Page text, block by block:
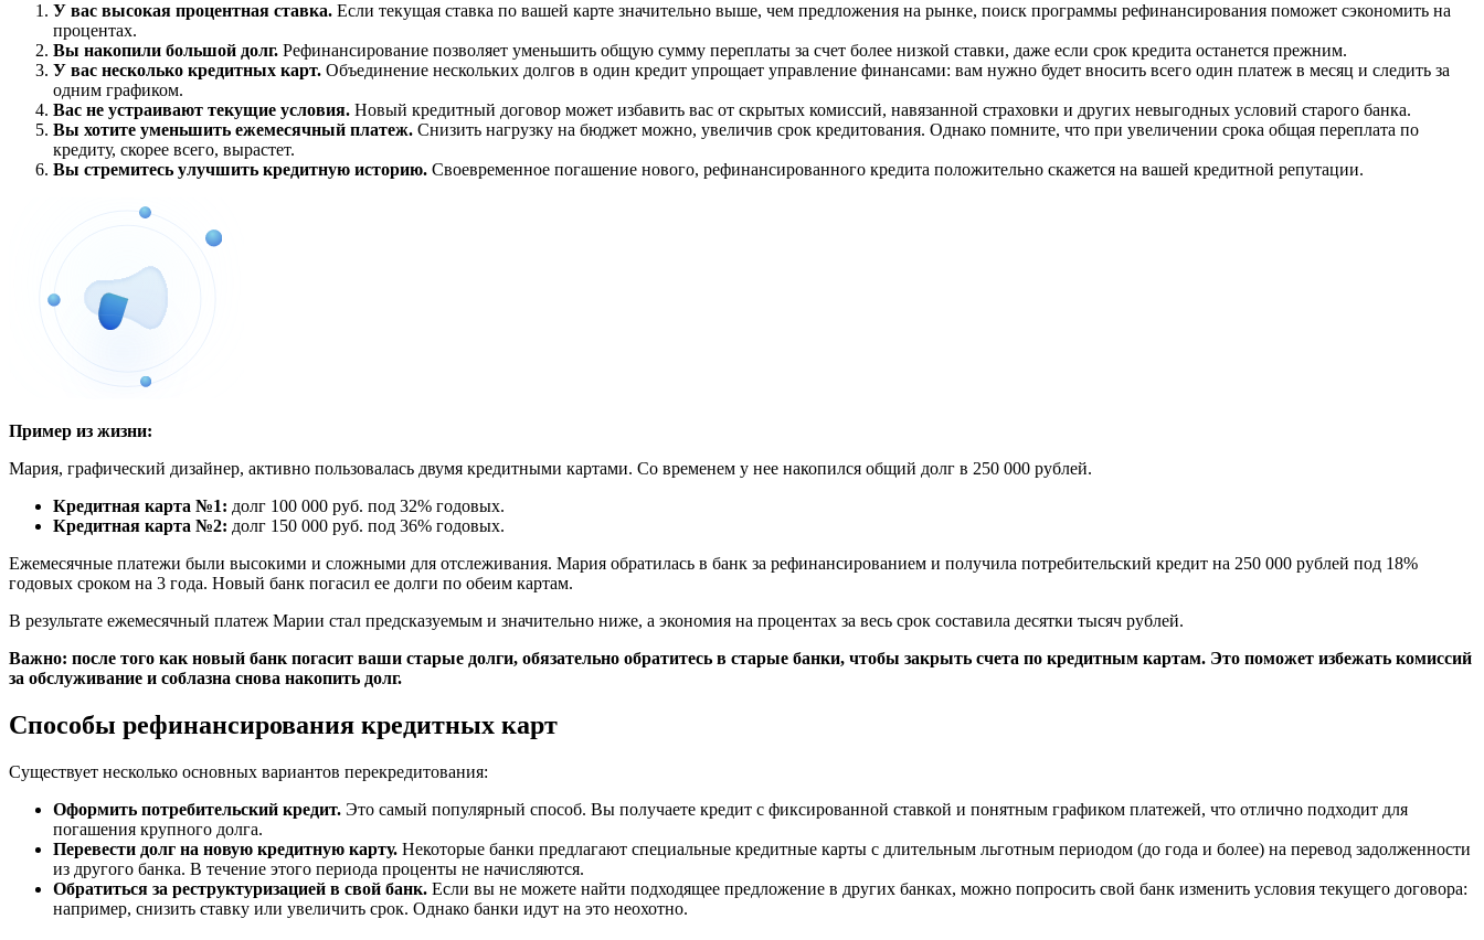
У вас высокая процентная ставка. Если текущая ставка по вашей карте значительно выше, чем предложения на рынке, поиск программы рефинансирования поможет сэкономить на
процентах.
Вы накопили большой долг. Рефинансирование позволяет уменьшить общую сумму переплаты за счет более низкой ставки, даже если срок кредита останется прежним.
У вас несколько кредитных карт. Объединение нескольких долгов в один кредит упрощает управление финансами: вам нужно будет вносить всего один платеж в месяц и следить за
одним графиком.
Вас не устраивают текущие условия. Новый кредитный договор может избавить вас от скрытых комиссий, навязанной страховки и других невыгодных условий старого банка.
Вы хотите уменьшить ежемесячный платеж. Снизить нагрузку на бюджет можно, увеличив срок кредитования. Однако помните, что при увеличении срока общая переплата по
кредиту, скорее всего, вырастет.
Вы стремитесь улучшить кредитную историю. Своевременное погашение нового, рефинансированного кредита положительно скажется на вашей кредитной репутации.
Пример из жизни:
Мария, графический дизайнер, активно пользовалась двумя кредитными картами. Со временем у нее накопился общий долг в 250 000 рублей.
Кредитная карта №1: долг 100 000 руб. под 32% годовых.
Кредитная карта №2: долг 150 000 руб. под 36% годовых.
Ежемесячные платежи были высокими и сложными для отслеживания. Мария обратилась в банк за рефинансированием и получила потребительский кредит на 250 000 рублей под 18%
годовых сроком на 3 года. Новый банк погасил ее долги по обеим картам.
В результате ежемесячный платеж Марии стал предсказуемым и значительно ниже, а экономия на процентах за весь срок составила десятки тысяч рублей.
Важно: после того как новый банк погасит ваши старые долги, обязательно обратитесь в старые банки, чтобы закрыть счета по кредитным картам. Это поможет избежать комиссий
за обслуживание и соблазна снова накопить долг.
Способы рефинансирования кредитных карт
Существует несколько основных вариантов перекредитования:
Оформить потребительский кредит. Это самый популярный способ. Вы получаете кредит с фиксированной ставкой и понятным графиком платежей, что отлично подходит для
погашения крупного долга.
Перевести долг на новую кредитную карту. Некоторые банки предлагают специальные кредитные карты с длительным льготным периодом (до года и более) на перевод задолженности
из другого банка. В течение этого периода проценты не начисляются.
Обратиться за реструктуризацией в свой банк. Если вы не можете найти подходящее предложение в других банках, можно попросить свой банк изменить условия текущего договора:
например, снизить ставку или увеличить срок. Однако банки идут на это неохотно.